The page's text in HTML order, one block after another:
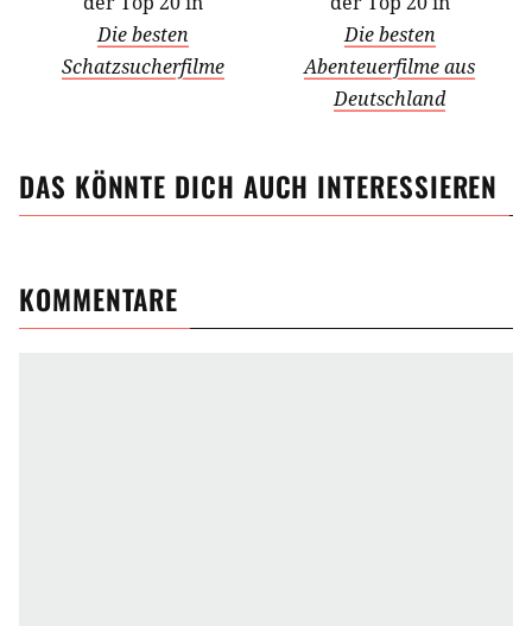
Die besten
Schatzsucherfilme
Die besten
Abenteuerfilme aus
Deutschland
DAS KÖNNTE DICH AUCH INTERESSIEREN
KOMMENTARE